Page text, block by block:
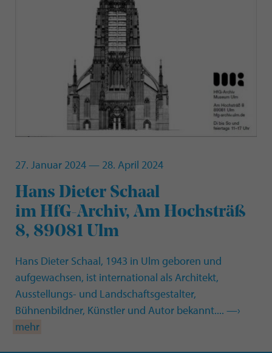
27. Januar 2024 — 28. April 2024
Hans Dieter Schaal:
im HfG-Archiv, Am Hochsträß
8, 89081 Ulm
Hans Dieter Schaal, 1943 in Ulm geboren und
aufgewachsen, ist international als Architekt,
Ausstellungs- und Landschaftsgestalter,
Bühnenbildner, Künstler und Autor bekannt.... —›
mehr